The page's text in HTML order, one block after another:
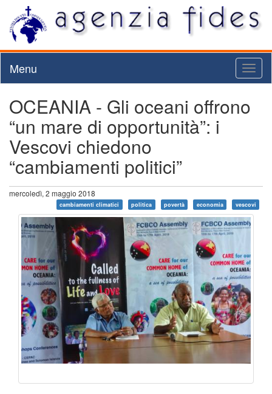
Menu
OCEANIA - Gli oceani offrono
“un mare di opportunità”: i
Vescovi chiedono
“cambiamenti politici”
mercoledì, 2 maggio 2018
cambiamenti climatici politica povertà economia vescovi